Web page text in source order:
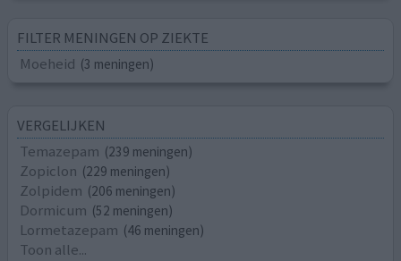
FILTER MENINGEN OP ZIEKTE
Moeheid (3 meningen)
VERGELIJKEN
Temazepam (239 meningen)
Zopiclon (229 meningen)
Zolpidem (206 meningen)
Dormicum (52 meningen)
Lormetazepam (46 meningen)
Toon alle...